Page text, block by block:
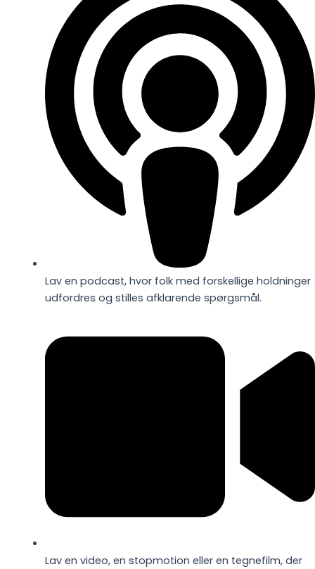
Lav en podcast, hvor folk med forskellige holdninger
udfordres og stilles afklarende spørgsmål.
Lav en video, en stopmotion eller en tegnefilm, der